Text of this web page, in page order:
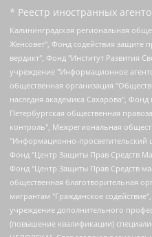
* Реестр иностранных
Калининградская региональная общественная организация "Экозащита!-Женсовет", Фонд содействия защите прав и свобод граждан "Общественный вердикт", Фонд "Институт Развития Свободы Информации", Частное учреждение "Информационное агентство МЕМО. РУ", Региональная общественная организация "Общественная комиссия по сохранению наследия академика Сахарова", Фонд поддержки свободы прессы, Санкт-Петербургская общественная правозащитная организация "Гражданский контроль", Межрегиональная общественная организация "Информационно-просветительский центр "Мемориал", Региональный Фонд "Центр Защиты Прав Средств Массовой Информации", с 05.12.2023 Фонд "Центр Защиты Прав Средств массовой информации", Региональная общественная благотворительная организация помощи беженцам и мигрантам "Гражданское содействие", Негосударственное образовательное учреждение дополнительного профессионального образования (повышение квалификации) специалистов "АКАДЕМИЯ ПО ПРАВАМ ЧЕЛОВЕКА", Свердловская региональная общественная организация "Сутяжник", Автономная некоммерческая организация "Центр независимых социологических исследований", Союз общественных объединений "Российский исследовательский центр по правам человека", Региональное общественное учреждение научно-информационный центр "МЕМОРИАЛ", Некоммерческая организация "Фонд защиты гласности", Автономная некоммерческая организация "Институт прав человека", Городская общественная организация "Екатеринбургское общество "МЕМОРИАЛ", Городская общественная организация "Рязанское историко-просветительское и правозащитное общество "Мемориал" (Рязанский Мемориал), Челябинский региональный орган общественной самодеятельности – женское общественное объединение "Женщины Евразии", Челябинский региональный орган общественной самодеятельности "Уральская правозащитная группа", Фонд содействия защите здоровья и социальной справедливости имени Андрея Рылькова, Автономная Некоммерческая Организация "Аналитический Центр Юрия Левады", Автономная некоммерческая организация социальной поддержки населения "Проект Апрель", Региональная общественная организация помощи женщинам и детям, находящимся в кризисной ситуации "Информационно-методический центр "Анна", Фонд содействия развитию массовых коммуникаций и правовому просвещению "Так-так-Так", Фонд содействия устойчивому развитию "Серебряная тайга", Свердловский региональный общественный фонд социальных проектов "Новое время", "Idel.Реалии", Кавказ.Реалии, Крым.Реалии, Телеканал Настоящее Время, Татаро-башкирская служба Радио Свобода (Azatliq Radiosi), Радио Свободная Европа/Радио Свобода (PCE/PC), "Сибирь.Реалии", "Фактограф", Благотворительный фонд помощи осужденным и их семьям, Автономная некоммерческая организация "Институт глобализации и социальных движений", Фонд "В защиту прав заключенных", Частное учреждение "Центр поддержки и содействия развитию средств массовой информации", Пензенский региональный общественный благотворительный фонд "Гражданский союз", "Север.Реалии", Некоммерческая организация Фонд "Правовая инициатива", Общество с ограниченной ответственностью "Радио Свободная Европа/Радио Свобода", Чешское информационное агентство "MEDIUM-ORIENT", Красноярская региональная общественная организация "Мы против СПИДа", Камалягин Денис Николаевич, Маркелов Сергей Евгеньевич, Пономарев Лев Александрович, Савицкая Людмила Алексеевна, Автономная некоммерческая организация "Центр по работе с проблемой насилия "НАСИЛИЮ.НЕТ", Межрегиональный профессиональный союз работников здравоохранения "Альянс врачей", Юридическое лицо, зарегистрированное в Латвийской Республике, SIA "Medusa Project" (регистрационный номер 40103797863, дата регистрации 10.06.2014), Некоммерческая организация "Фонд по борьбе с коррупцией", Автономная некоммерческая организация "Институт права и публичной политики", Баданин Роман Сергеевич, Гликин Максим Александрович, Железнова Мария Михайловна, Лукьянова Юлия Сергеевна, Маетная Елизавета Витальевна, Маняхин Петр Борисович, Чуракова Ольга Владимировна, Ярош Юлия Петровна, Юридическое лицо "The Insider SIA", зарегистрированное в Риге, Латвийская Республика (дата регистрации 26.06.2015), являющееся администратором доменного имени интернет-издания "The Insider SIA", https://theins.ru, Постернак Алексей Евгеньевич, Рубин Михаил Аркадьевич, Анин Роман Александрович, Юридическое лицо Istories fonds, зарегистрированное в Латвийской Республике (регистрационный номер 50008295751, дата регистрации 24.02.2020), Великовский Дмитрий Александрович, Долинина Ирина Николаевна, Мароховская Алеся Алексеевна, Шлейнов Роман Юрьевич, Шмагун Олеся Валентиновна, Общество с ограниченной ответственностью "Альтаир 2021", Общество с ограниченной ответственностью "Вега 2021", Общество с ограниченной ответственностью "Главный редактор 2021", Общество с ограниченной ответственностью "Ромашки монолит", Важенков Артем Валерьевич, Ивановская областная общественная организация "Центр гендерных исследований", Гурман Юрий Альбертович, Медиапроект "ОВД-Инфо", Егоров